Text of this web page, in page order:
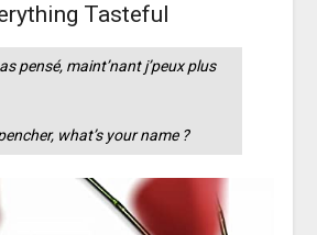
Tasteful
as pensé, maint’nant j’peux plus
what’s your name ?